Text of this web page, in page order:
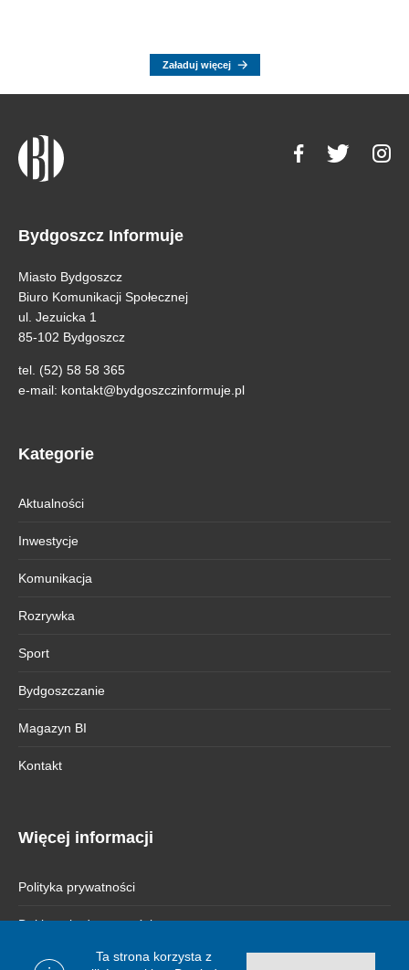
Ta strona korzysta z
Załaduj więcej
Bydgoszcz Informuje
Miasto Bydgoszcz
Biuro Komunikacji Społecznej
ul. Jezuicka 1
85-102 Bydgoszcz
tel. (52) 58 58 365
e-mail: kontakt@bydgoszczinformuje.pl
Kategorie
Aktualności
Inwestycje
Komunikacja
Rozrywka
Sport
Bydgoszczanie
Magazyn BI
Kontakt
Więcej informacji
Polityka prywatności
Deklaracja dostępności